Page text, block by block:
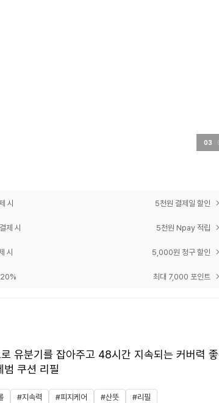
03
시 5천원 결제일 할인
제 시 5천원 Npay 적립
시 5,000원 청구 할인
최대 7,000 포인트
유분기를 잡아주고 48시간 지속되는 커버력
범 쿠션 리필
#지속력 #피지케어 #산뜻 #리필